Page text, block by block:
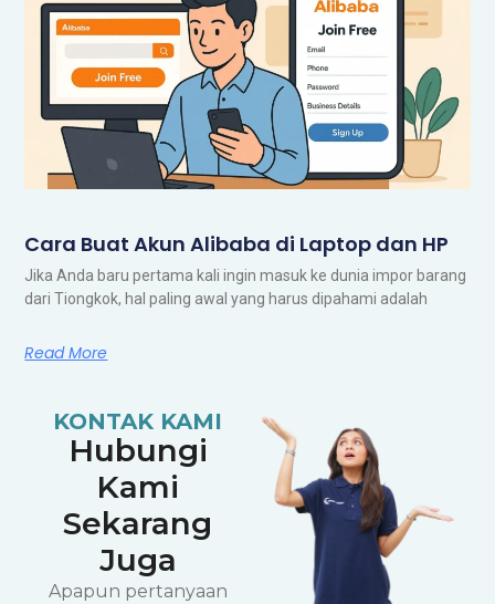
Cara Buat Akun Alibaba di Laptop dan HP
Jika Anda baru pertama kali ingin masuk ke dunia impor barang
dari Tiongkok, hal paling awal yang harus dipahami adalah
Read More
KONTAK KAMI
Hubungi
Kami
Sekarang
Juga
Apapun pertanyaan